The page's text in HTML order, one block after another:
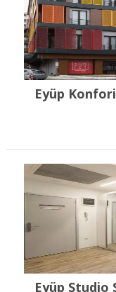
Eyüp
Eyüp Studio